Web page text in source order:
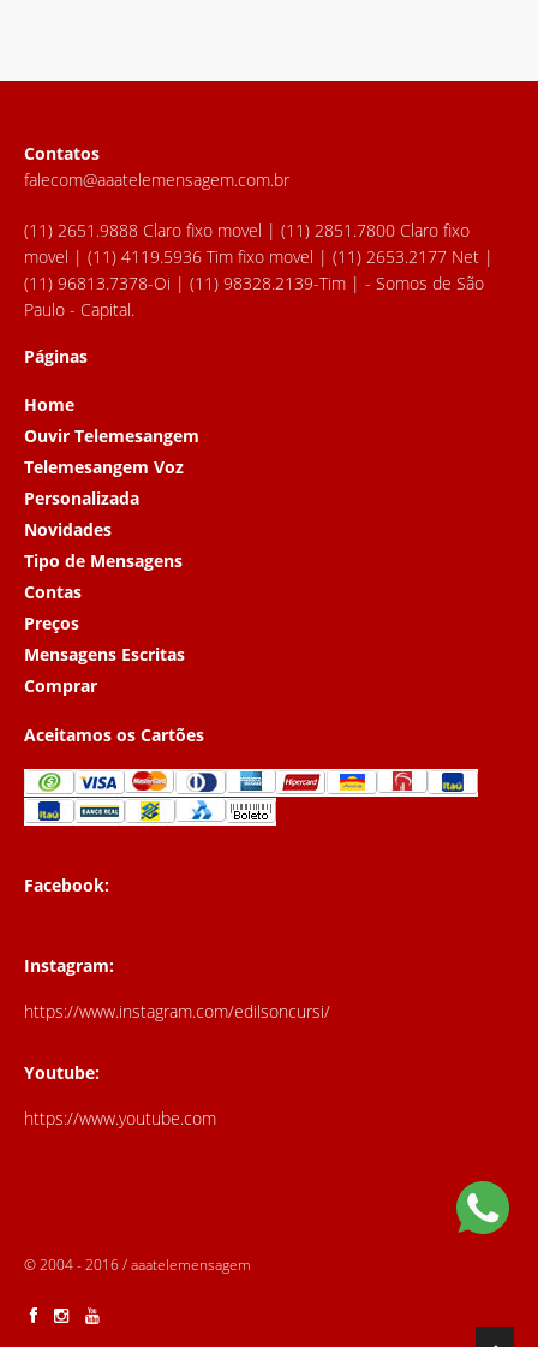
Contatos
falecom@aaatelemensagem.com.br
(11) 2651.9888 Claro fixo movel | (11) 2851.7800 Claro fixo
movel | (11) 4119.5936 Tim fixo movel | (11) 2653.2177 Net |
(11) 96813.7378-Oi | (11) 98328.2139-Tim | - Somos de São
Paulo - Capital.
Páginas
Home
Ouvir Telemesangem
Telemesangem Voz
Personalizada
Novidades
Tipo de Mensagens
Contas
Preços
Mensagens Escritas
Comprar
Aceitamos os Cartões
Facebook:
Instagram:
https://www.instagram.com/edilsoncursi/
Youtube:
https://www.youtube.com
© 2004 - 2016 / aaatelemensagem